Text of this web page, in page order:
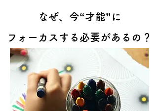
なぜ、今“才能”に
フォーカスする必要があるの？